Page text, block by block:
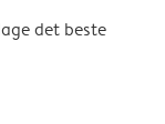
det beste